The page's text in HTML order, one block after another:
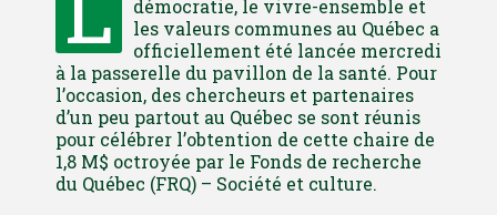
démocratie, le vivre-ensemble et
les valeurs communes au Québec a
officiellement été lancée mercredi
à la passerelle du pavillon de la santé. Pour
l’occasion, des chercheurs et partenaires
d’un peu partout au Québec se sont réunis
pour célébrer l’obtention de cette chaire de
1,8 M$ octroyée par le Fonds de recherche
du Québec (FRQ) – Société et culture.